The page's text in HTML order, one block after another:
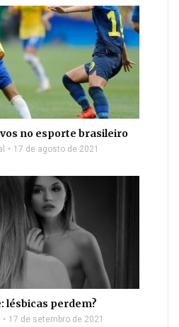
no esporte brasileiro
17 de agosto de 2021
lésbicas perdem?
17 de setembro de 2021